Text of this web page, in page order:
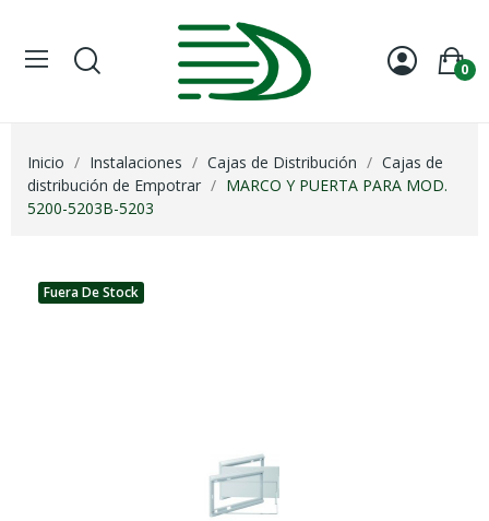
0
Inicio Instalaciones Cajas de Distribución
Cajas de
distribución de Empotrar
MARCO Y PUERTA PARA MOD.
5200-5203B-5203
Fuera De Stock